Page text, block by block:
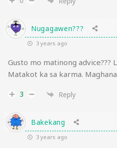
Nugagawen???
3 years ago
Gusto mo matinong advice???
Matakot ka sa karma.
3 Reply
Bakekang
3 years ago